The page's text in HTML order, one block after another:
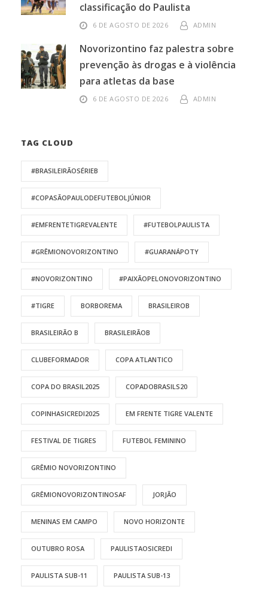
classificação do Paulista
6 DE AGOSTO DE 2026 ADMIN
Novorizontino faz palestra sobre
prevenção às drogas e à violência
para atletas da base
6 DE AGOSTO DE 2026 ADMIN
TAG CLOUD
#BRASILEIRÃOSÉRIEB
#COPASÃOPAULODEFUTEBOLJÚNIOR
#EMFRENTETIGREVALENTE #FUTEBOLPAULISTA
#GRÊMIONOVORIZONTINO #GUARANÁPOTY
#NOVORIZONTINO #PAIXÃOPELONOVORIZONTINO
#TIGRE BORBOREMA BRASILEIROB
BRASILEIRÃO B BRASILEIRÃOB
CLUBEFORMADOR COPA ATLANTICO
COPA DO BRASIL2025 COPADOBRASILS20
COPINHASICREDI2025 EM FRENTE TIGRE VALENTE
FESTIVAL DE TIGRES FUTEBOL FEMININO
GRÊMIO NOVORIZONTINO
GRÊMIONOVORIZONTINOSAF JORJÃO
MENINAS EM CAMPO NOVO HORIZONTE
OUTUBRO ROSA PAULISTAOSICREDI
PAULISTA SUB-11 PAULISTA SUB-13